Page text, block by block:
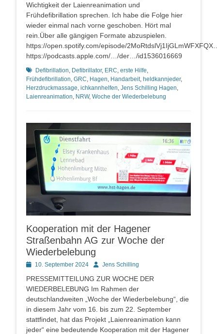
Wichtigkeit der Laienreanimation und
Frühdefibrillation sprechen. Ich habe die Folge hier
wieder einmal nach vorne geschoben. Hört mal
rein.Über alle gängigen Formate abzuspielen.
https://open.spotify.com/episode/
https://podcasts.apple.com/…/der…/id1536016669
Schlagworte
Defibrillation Defibrillator, ERC erste Hilfe
Frühdefibrillation GRC Hagen Handarbeit, heldkannjeder,
Herzdruckmassage ichkannhelfen Jens Schilling Hagen
Laienreanimation NRW, Woche der Wiederbelebung
Kooperation mit der Hagener
Straßenbahn AG zur Woche der
Wiederbelebung
Posted10. September 2024 AutorJens Schilling
PRESSEMITTEILUNG ZUR WOCHE DER
WIEDERBELEBUNG Im Rahmen der
deutschlandweiten „Woche der Wiederbelebung“, die
in diesem Jahr vom 16. bis zum 22. September
stattfindet, hat das Projekt „Laienreanimation kann
jeder“ eine bedeutende Kooperation mit der Hagener